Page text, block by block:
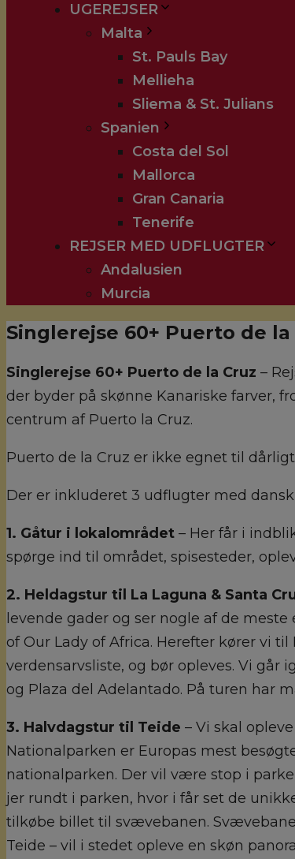
UGEREJSER
Malta
St. Pauls Bay
Mellieha
Sliema & St. Julians
Spanien
Costa del Sol
Mallorca
Gran Canaria
Tenerife
REJSER MED UDFLUGTER
Andalusien
Murcia
Singlerejse 60+ Puerto de la
Singlerejse 60+ Puerto de la Cruz –
der byder på skønne Kanariske farver,
centrum af Puerto la Cruz.
Puerto de la Cruz er ikke egnet til
Der er inkluderet 3 udflugter med
1. Gåtur i lokalområdet – Her får i
spørge ind til området, spisesteder,
2. Heldagstur til La Laguna & Santa
levende gader og ser nogle af de
of Our Lady of Africa. Herefter kører vi
verdensarvsliste, og bør opleves. Vi
og Plaza del Adelantado. På turen har
3. Halvdagstur til Teide – Vi skal
Nationalparken er Europas mest
nationalparken. Der vil være stop i
jer rundt i parken, hvor i får set de
tilkøbe billet til svævebanen.
Teide – vil i stedet opleve en skøn